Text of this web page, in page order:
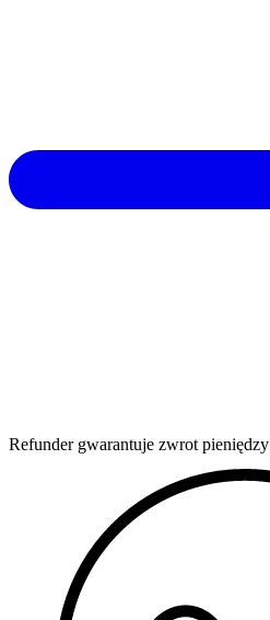
Refunder gwarantuje zwrot pieniędzy